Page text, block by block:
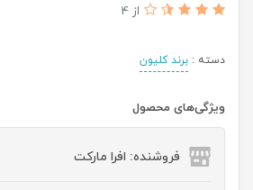
از 4
دسته : برند کلیون
ویژگی‌های محصول
فروشنده: افرا مارکت